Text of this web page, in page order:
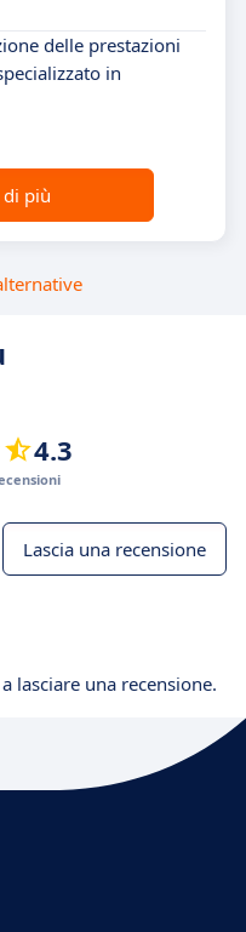
delle prestazioni
in
di più
4.3
Lascia una recensione
lasciare una recensione.